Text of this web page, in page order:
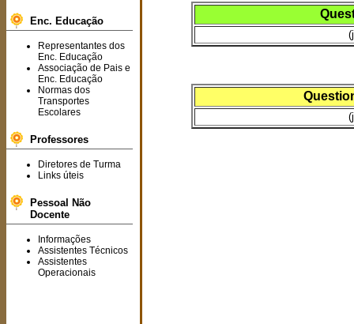
Enc. Educação
Representantes dos
Enc. Educação
Associação de Pais e
Enc. Educação
Normas dos
Transportes
Escolares
Professores
Diretores de Turma
Links úteis
Pessoal Não
Docente
Informações
Assistentes Técnicos
Assistentes
Operacionais
(